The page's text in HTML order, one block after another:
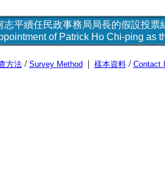
志平續任民政事務局局長的假設投票
of Patrick Ho Chi-ping as
方法/ Survey Method| 樣本資料/ Contact